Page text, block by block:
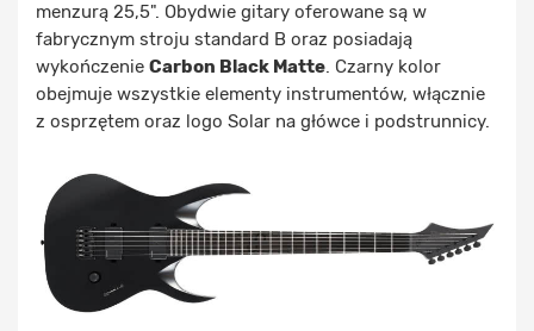
menzurą 25,5". Obydwie gitary oferowane są w
fabrycznym stroju standard B oraz posiadają
wykończenie Carbon Black Matte. Czarny kolor
obejmuje wszystkie elementy instrumentów, włącznie
z osprzętem oraz logo Solar na główce i podstrunnicy.